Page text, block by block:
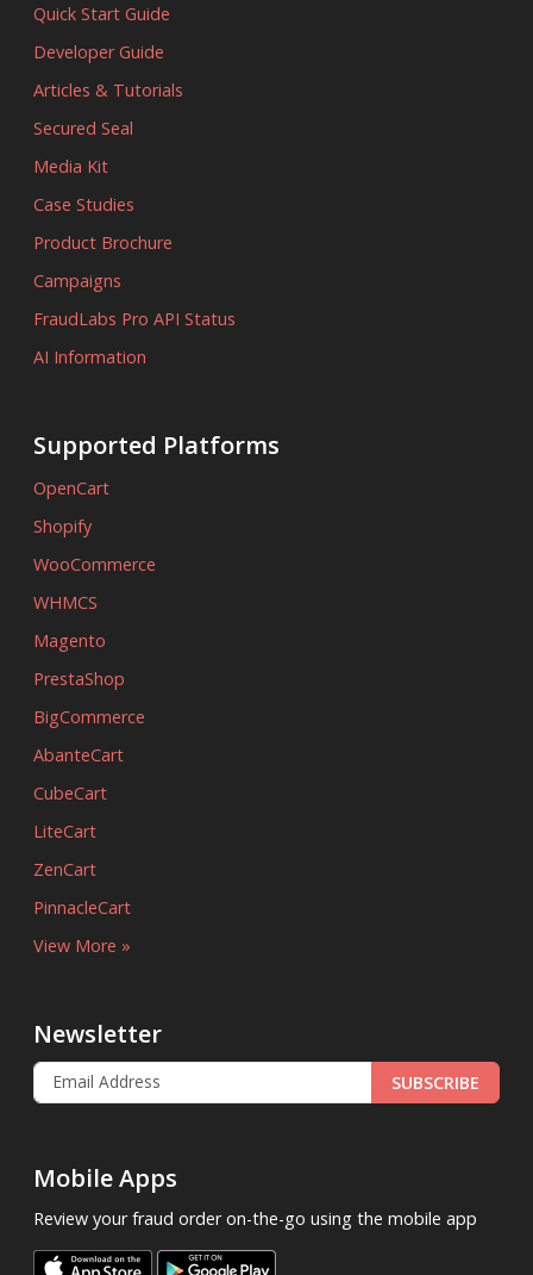
Quick Start Guide
Developer Guide
Articles & Tutorials
Secured Seal
Media Kit
Case Studies
Product Brochure
Campaigns
FraudLabs Pro API Status
AI Information
Supported Platforms
OpenCart
Shopify
WooCommerce
WHMCS
Magento
PrestaShop
BigCommerce
AbanteCart
CubeCart
LiteCart
ZenCart
PinnacleCart
View More »
Newsletter
SUBSCRIBE
Mobile Apps
Review your fraud order on-the-go using the mobile app